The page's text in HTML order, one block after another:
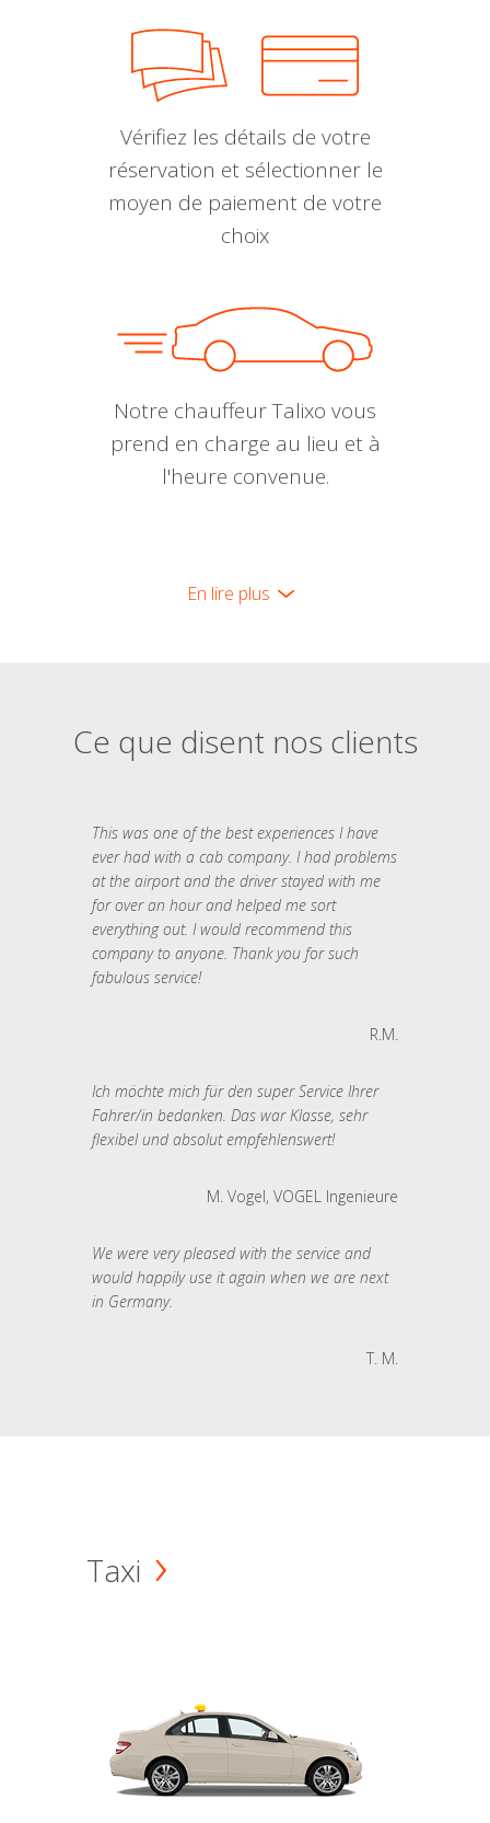
Vérifiez les détails de votre
réservation et sélectionner le
moyen de paiement de votre
choix
Notre chauffeur Talixo vous
prend en charge au lieu et à
l'heure convenue.
En lire plus
Ce que disent nos clients
This was one of the best experiences I have
ever had with a cab company. I had problems
at the airport and the driver stayed with me
for over an hour and helped me sort
everything out. I would recommend this
company to anyone. Thank you for such
fabulous service!
R.M.
Ich möchte mich für den super Service Ihrer
Fahrer/in bedanken. Das war Klasse, sehr
flexibel und absolut empfehlenswert!
M. Vogel, VOGEL Ingenieure
We were very pleased with the service and
would happily use it again when we are next
in Germany.
T. M.
Taxi